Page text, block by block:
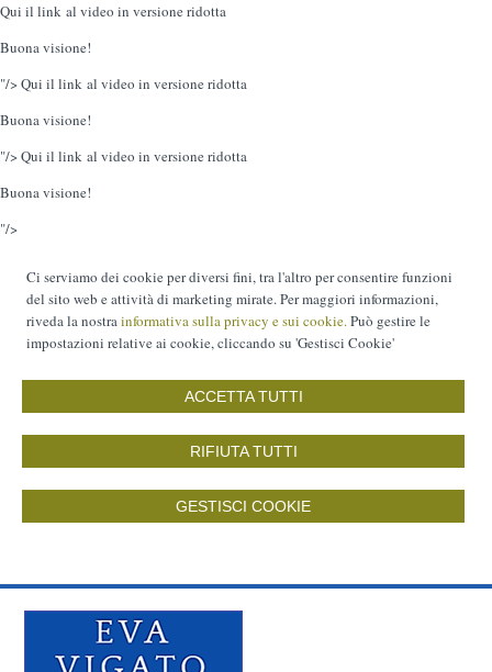
Qui il link al video in versione ridotta
Buona visione!
"/>Qui il link al video in versione ridotta
Buona visione!
"/>Qui il link al video in versione ridotta
Buona visione!
"/>
Ci serviamo dei cookie per diversi fini, tra l'altro per consentire funzioni
del sito web e attività di marketing mirate. Per maggiori informazioni,
riveda la nostrainformativa sulla privacy e sui cookie.Può gestire le
impostazioni relative ai cookie, cliccando su 'Gestisci Cookie'
ACCETTA TUTTI
RIFIUTA TUTTI
GESTISCI COOKIE